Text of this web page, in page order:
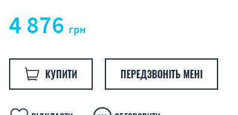
4 876 грн
КУПИТИ ПЕРЕДЗВОНІТЬ МЕНІ